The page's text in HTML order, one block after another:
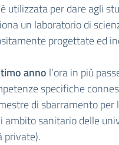
utilizzata per dare agli
un laboratorio di
progettate ed
anno l’ora in più
specifiche
di sbarramento per
ambito sanitario delle
private).